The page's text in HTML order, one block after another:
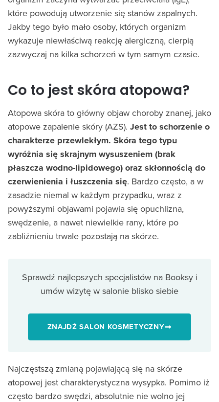
które powodują utworzenie się stanów zapalnych.
Jakby tego było mało osoby, których organizm
wykazuje niewłaściwą reakcję alergiczną, cierpią
zazwyczaj na kilka schorzeń w tym samym czasie.
Co to jest skóra atopowa?
Atopowa skóra to główny objaw choroby znanej, jako
atopowe zapalenie skóry (AZS). Jest to schorzenie o
charakterze przewlekłym. Skóra tego typu
wyróżnia się skrajnym wysuszeniem (brak
płaszcza wodno-lipidowego) oraz skłonnością do
czerwienienia i łuszczenia się. Bardzo często, a w
zasadzie niemal w każdym przypadku, wraz z
powyższymi objawami pojawia się opuchlizna,
swędzenie, a nawet niewielkie rany, które po
zabliźnieniu trwale pozostają na skórze.
Sprawdź najlepszych specjalistów na Booksy i
umów wizytę w salonie blisko siebie
ZNAJDŹ SALON KOSMETYCZNY
Najczęstszą zmianą pojawiającą się na skórze
atopowej jest charakterystyczna wysypka. Pomimo iż
często bardzo swędzi, absolutnie nie wolno jej